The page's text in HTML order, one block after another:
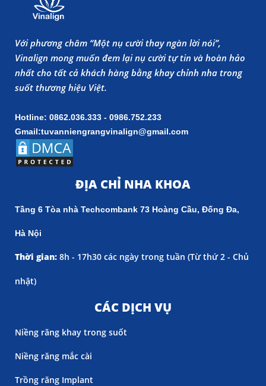
Với phương châm “Một nụ cười thay ngàn lời nói”,
Vinalign mong muốn đem lại nụ cười tự tin và hoàn hảo
nhất cho tất cả khách hàng bằng khay chỉnh nha trong
suốt thương hiệu Việt.
Hotline: 0862.036.333 - 0986.752.233
Gmail:tuvanniengrangvinalign@gmail.com
ĐỊA CHỈ NHA KHOA
Tầng 6 Tòa nhà Techcombank 73 Hoàng Cầu, Đống Đa,
Hà Nội
Thời gian: 8h - 17h30 các ngày trong tuần (Từ thứ 2 - Chủ
nhật)
CÁC DỊCH VỤ
Niềng răng khay trong suốt
Niềng răng mắc cài
Trồng răng Implant